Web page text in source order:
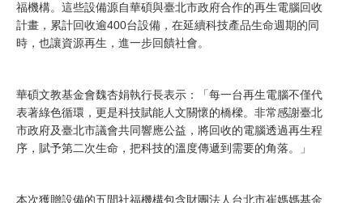
福機構。這些設備源自華碩與臺北市政府合作的再生電腦回收
計畫，累計回收逾400台設備，在延續科技產品生命週期的同
時，也讓資源再生，進一步回饋社會。
華碩文教基金會魏杏娟執行長表示：「每一台再生電腦不僅代
表著綠色循環，更是科技賦能人文關懷的橋樑。非常感謝臺北
市政府及臺北市議會共同響應公益，將回收的電腦透過再生程
序，賦予第二次生命，把科技的溫度傳遞到需要的角落。」
本次獲贈設備的五間社福機構包含財團法人台北市崔媽媽基金